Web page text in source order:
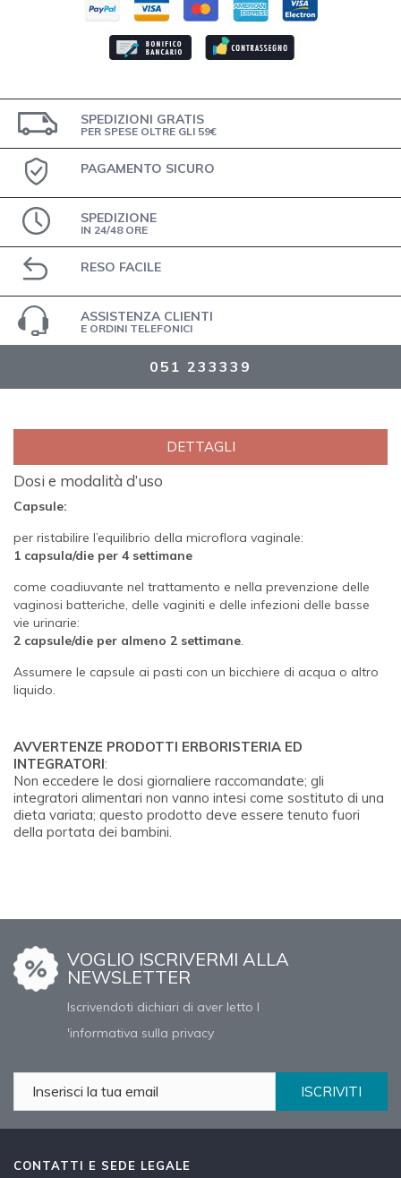
SPEDIZIONI GRATIS
PER SPESE OLTRE GLI 59€
PAGAMENTO SICURO
SPEDIZIONE
IN 24/48 ORE
RESO FACILE
ASSISTENZA CLIENTI
E ORDINI TELEFONICI
051 233339
DETTAGLI
Dosi e modalità d’uso
Capsule:
per ristabilire l’equilibrio della microflora vaginale:
1 capsula/die per 4 settimane
come coadiuvante nel trattamento e nella prevenzione delle
vaginosi batteriche, delle vaginiti e delle infezioni delle basse
vie urinarie:
2 capsule/die per almeno 2 settimane.
Assumere le capsule ai pasti con un bicchiere di acqua o altro
liquido.
AVVERTENZE PRODOTTI ERBORISTERIA ED
INTEGRATORI:
Non eccedere le dosi giornaliere raccomandate; gli
integratori alimentari non vanno intesi come sostituto di una
dieta variata; questo prodotto deve essere tenuto fuori
della portata dei bambini.
VOGLIO ISCRIVERMI ALLA
NEWSLETTER
Iscrivendoti dichiari di aver letto l
'informativa sulla privacy
ISCRIVITI
CONTATTI E SEDE LEGALE